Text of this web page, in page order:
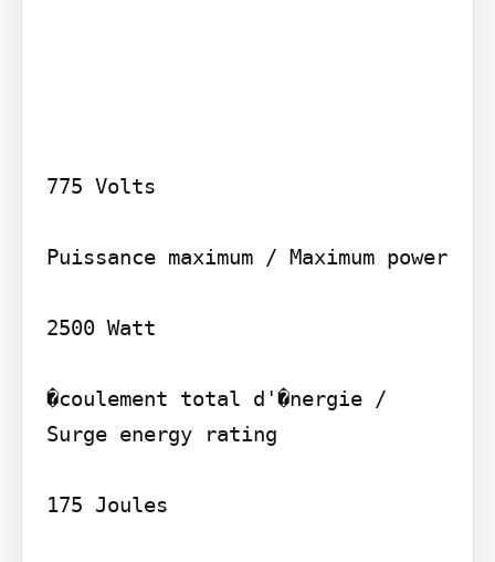
775 Volts
Puissance maximum / Maximum power
2500 Watt
�coulement total d'�nergie /
Surge energy rating
175 Joules